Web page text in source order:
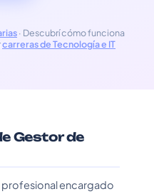
· Descubrí cómo funciona
carreras de Tecnología e IT
Gestor de
profesional encargado